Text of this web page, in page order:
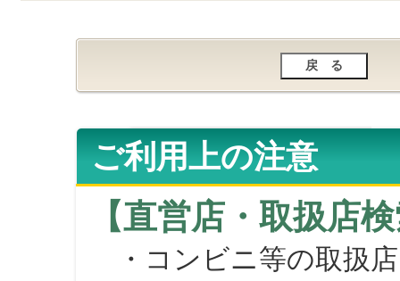
ご利用上の注意
【直営店・取扱店
・コンビニ等の取扱